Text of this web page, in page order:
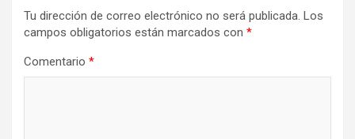
Tu dirección de correo electrónico no será publicada. Los
campos obligatorios están marcados con *
Comentario *